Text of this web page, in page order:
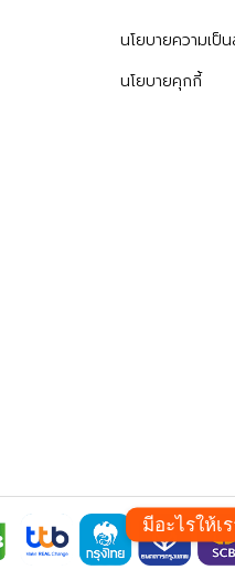
นโยบายความเป็
นโยบายคุกกี้
มีอะไรให้เ